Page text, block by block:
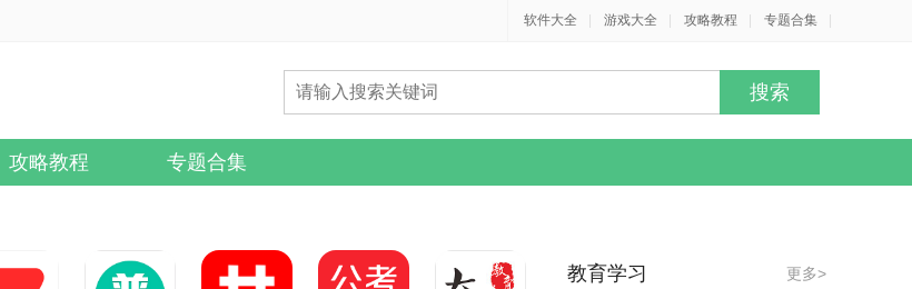
软件大全 游戏大全 攻略教程 专题合集
攻略教程 专题合集
更多>
教育学习